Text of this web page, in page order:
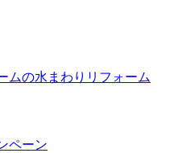
ムの水まわりリフォーム
ペーン